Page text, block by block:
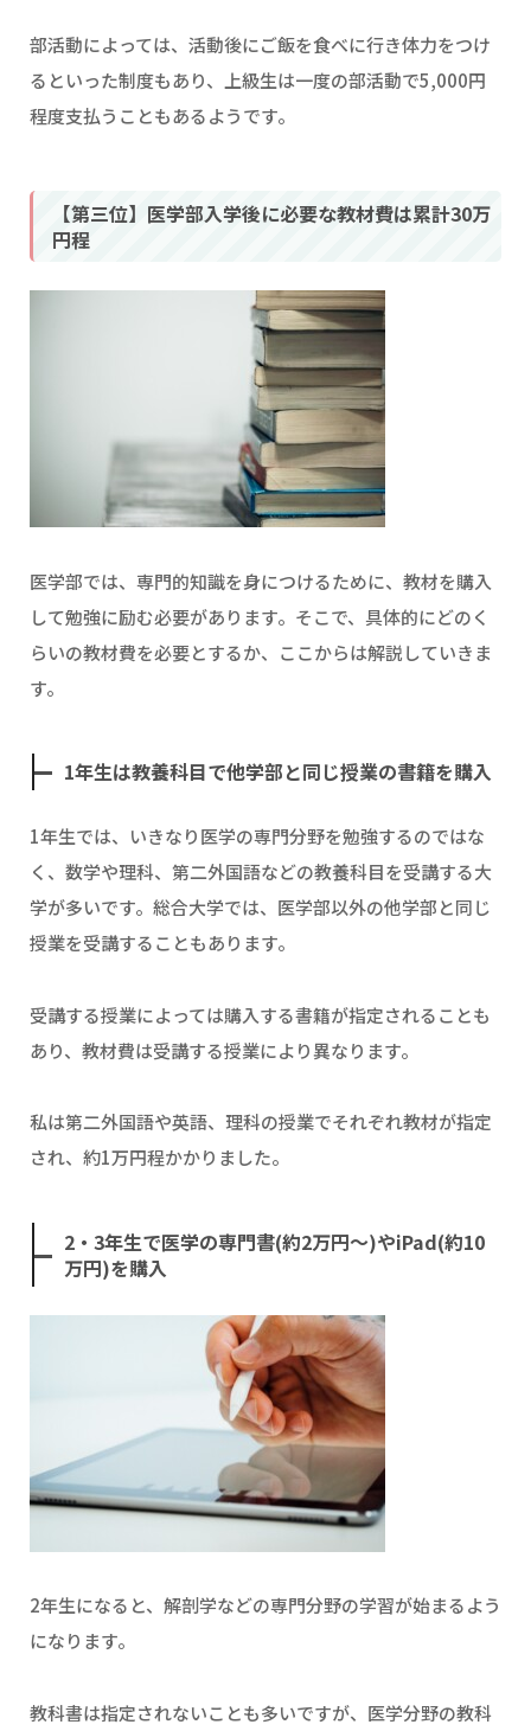
部活動によっては、活動後にご飯を食べに行き体力をつけ
るといった制度もあり、上級生は一度の部活動で5,000円
程度支払うこともあるようです。
【第三位】医学部入学後に必要な教材費は累計30万
円程
医学部では、専門的知識を身につけるために、教材を購入
して勉強に励む必要があります。そこで、具体的にどのく
らいの教材費を必要とするか、ここからは解説していきま
す。
1年生は教養科目で他学部と同じ授業の書籍を購入
1年生では、いきなり医学の専門分野を勉強するのではな
く、数学や理科、第二外国語などの教養科目を受講する大
学が多いです。総合大学では、医学部以外の他学部と同じ
授業を受講することもあります。
受講する授業によっては購入する書籍が指定されることも
あり、教材費は受講する授業により異なります。
私は第二外国語や英語、理科の授業でそれぞれ教材が指定
され、約1万円程かかりました。
2・3年生で医学の専門書(約2万円〜)やiPad(約10
万円)を購入
2年生になると、解剖学などの専門分野の学習が始まるよう
になります。
教科書は指定されないことも多いですが、医学分野の教科